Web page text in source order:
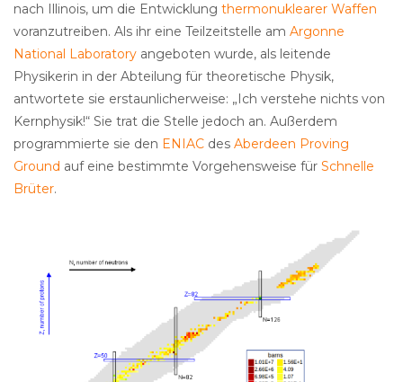
nach Illinois, um die Entwicklung thermonuklearer Waffen
voranzutreiben. Als ihr eine Teilzeitstelle am Argonne
National Laboratory angeboten wurde, als leitende
Physikerin in der Abteilung für theoretische Physik,
antwortete sie erstaunlicherweise: „Ich verstehe nichts von
Kernphysik!“ Sie trat die Stelle jedoch an. Außerdem
programmierte sie den ENIAC des Aberdeen Proving
Ground auf eine bestimmte Vorgehensweise für Schnelle
Brüter.